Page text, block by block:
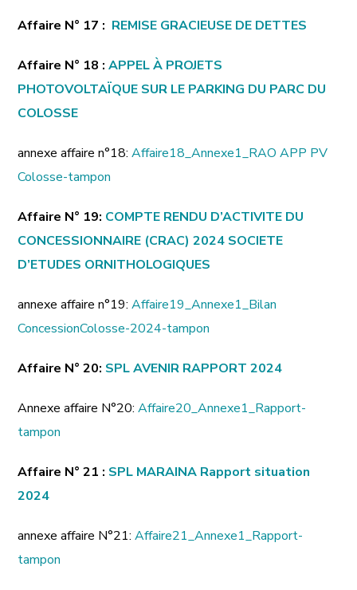
Affaire N° 17 : REMISE GRACIEUSE DE DETTES
Affaire N° 18 :APPEL À PROJETS
PHOTOVOLTAÏQUE SUR LE PARKING DU PARC DU
COLOSSE
annexe affaire n°18:Affaire18_Annexe1_RAO APP PV
Colosse-tampon
Affaire N° 19: COMPTE RENDU D’ACTIVITE DU
CONCESSIONNAIRE (CRAC) 2024 SOCIETE
D’ETUDES ORNITHOLOGIQUES
annexe affaire n°19:Affaire19_Annexe1_Bilan
ConcessionColosse-2024-tampon
Affaire N° 20: SPL AVENIR RAPPORT 2024
Annexe affaire N°20:Affaire20_Annexe1_Rapport-
tampon
Affaire N° 21 : SPL MARAINA Rapport situation
2024
annexe affaire N°21:Affaire21_Annexe1_Rapport-
tampon